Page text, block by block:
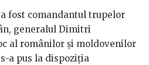
fost comandantul trupelor
generalul Dimitri
al românilor și moldovenilor
a pus la dispoziția